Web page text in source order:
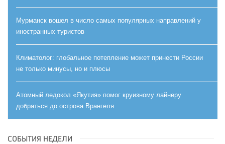
Мурманск вошел в число самых популярных направлений у
иностранных туристов
Климатолог: глобальное потепление может принести России
не только минусы, но и плюсы
Атомный ледокол «Якутия» помог круизному лайнеру
добраться до острова Врангеля
СОБЫТИЯ НЕДЕЛИ